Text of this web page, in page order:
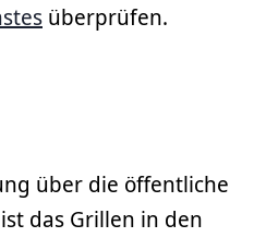
überprüfen.
über die öffentliche
das Grillen in den